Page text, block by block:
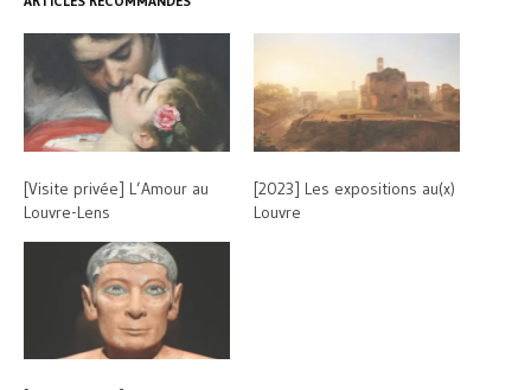
[Visite privée] L’Amour au
Louvre-Lens
[2023] Les expositions au(x)
Louvre